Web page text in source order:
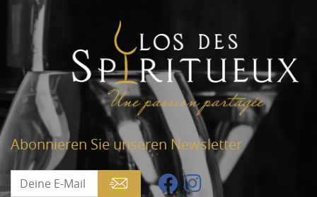
Abonnieren Sie unseren Newsletter